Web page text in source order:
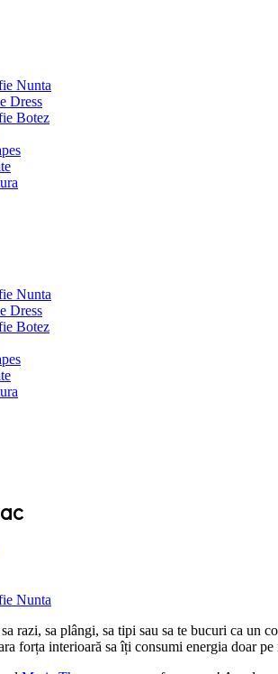
Nunta
Dress
Botez
Nunta
Dress
Botez
Nunta
razi, sa plângi, sa tipi sau sa te bucuri ca un
forța interioară sa îți consumi energia doar